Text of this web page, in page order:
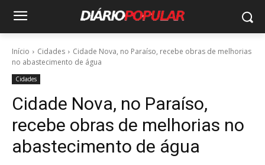
Início Cidades
Cidade Nova, no Paraíso, recebe obras de melhorias
no abastecimento de água
Cidades
Cidade Nova, no Paraíso,
recebe obras de melhorias no
abastecimento de água